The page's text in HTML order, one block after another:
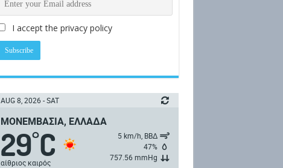
I accept the privacy policy
AUG 8, 2026 - SAT
ΜΟΝΕΜΒΑΣΙΆ, ΕΛΛΆΔΑ
29°C
αίθριος καιρός
5 km/h, ΒΒΔ
47%
757.56 mmHg